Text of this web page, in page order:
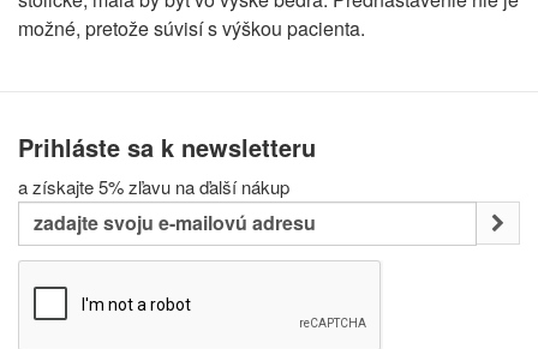
možné, pretože súvisí s výškou pacienta.
Prihláste sa k newsletteru
a získajte 5% zľavu na ďalší nákup